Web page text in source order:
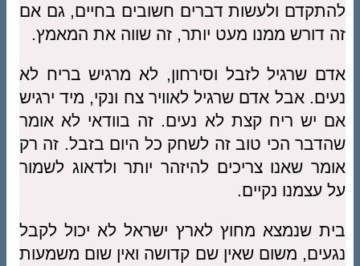
להתקדם ולעשות דברים חשובים בחיים, גם אם
זה דורש ממנו מעט יותר, זה שווה את המאמץ.
אדם שרגיל לזבל וסירחון, לא מרגיש בריח לא
נעים. אבל אדם שרגיל לאוויר צח ונקי, מיד ירגיש
אם יש ריח קצת לא נעים. זה בוודאי לא אומר
שהדבר הכי טוב זה לשחק כל היום בזבל. זה רק
אומר שאנו צריכים להיזהר יותר ולדאוג לשמור
על עצמנו נקיים.
בית שנמצא מחוץ לארץ ישראל לא יכול לקבל
נגעים, משום שאין שם קדושה ואין שום משמעות